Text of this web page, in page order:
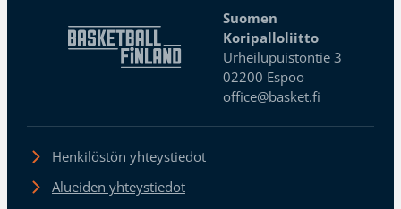
Suomen
Koripalloliitto
Urheilupuistontie 3
02200 Espoo
office@basket.fi
Henkilöstön yhteystiedot
Alueiden yhteystiedot